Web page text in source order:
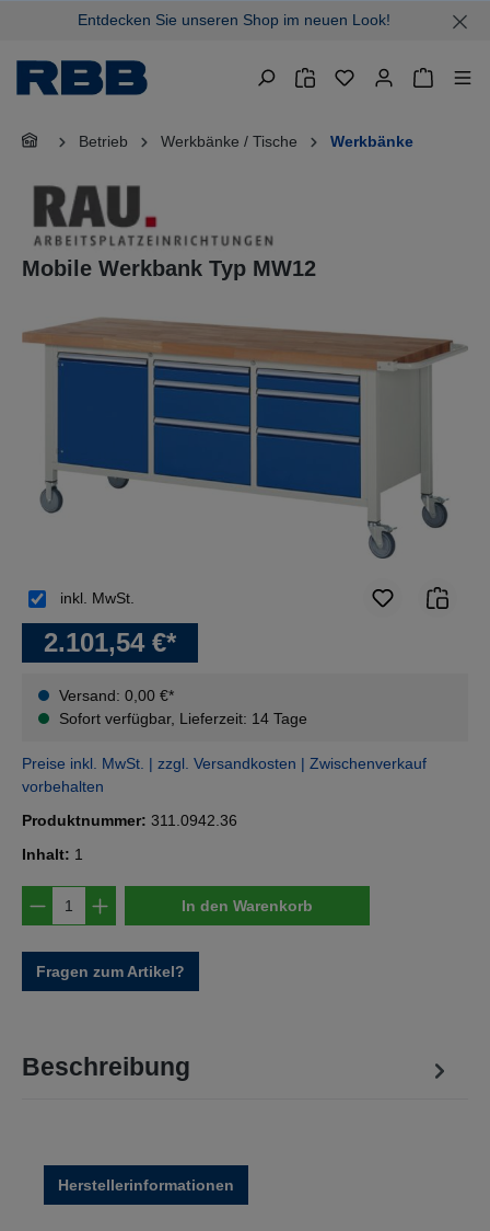
springenEntdecken Sie unseren Shop im neuen Look!
Betrieb Werkbänke / Tische Werkbänke
Mobile Werkbank Typ MW12
Bildergalerie überspringen
2.101,54 €*
Versand: 0,00 €*
Sofort verfügbar, Lieferzeit: 14 Tage
inkl. MwSt.
Preise inkl. MwSt. | zzgl. Versandkosten | Zwischenverkauf
vorbehalten
Produktnummer: 311.0942.36
Inhalt: 1
Produkt Anzahl: Gib den gewünschten
In den Warenkorb
Fragen zum Artikel?
Beschreibung
Herstellerinformationen